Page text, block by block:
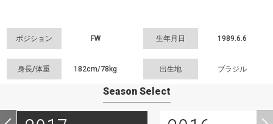
ポジション FW 生年月日 1989.6.6
身長/体重 182cm/78kg 出生地 ブラジル
Season Select